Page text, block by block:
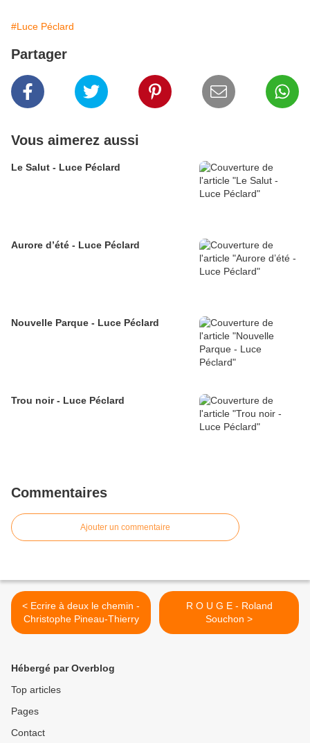
#Luce Péclard
Partager
Vous aimerez aussi
Le Salut - Luce Péclard
Aurore d’été - Luce Péclard
Nouvelle Parque - Luce Péclard
Trou noir - Luce Péclard
Commentaires
Ajouter un commentaire
< Ecrire à deux le chemin -
Christophe Pineau-Thierry
R O U G E - Roland
Souchon >
Hébergé par Overblog
Top articles
Pages
Contact